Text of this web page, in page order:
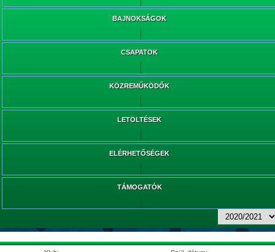
BAJNOKSÁGOK
CSAPATOK
KÖZREMŰKÖDŐK
LETÖLTÉSEK
ELÉRHETŐSÉGEK
TÁMOGATÓK